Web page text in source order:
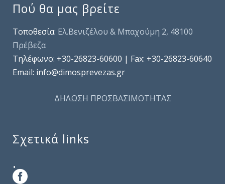
Πού θα μας βρείτε
Τοποθεσία: Ελ.Βενιζέλου & Μπαχούμη 2, 48100
Πρέβεζα
Τηλέφωνo: +30-26823-60600 | Fax: +30-26823-60640
Email: info@dimosprevezas.gr
ΔΗΛΩΣΗ ΠΡΟΣΒΑΣΙΜΟΤΗΤΑΣ
Σχετικά links
.